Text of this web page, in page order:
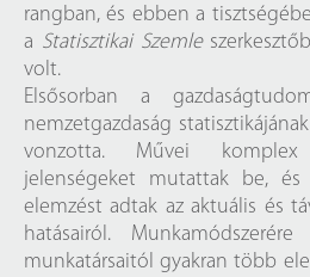
rangban, és ebben a
a Statisztikai Szemle
volt.
Elsősorban a
nemzetgazdaság
vonzotta. Művei komplex
jelenségeket mutattak be, és
elemzést adtak az aktuális és
hatásairól.
munkatársaitól gyakran több